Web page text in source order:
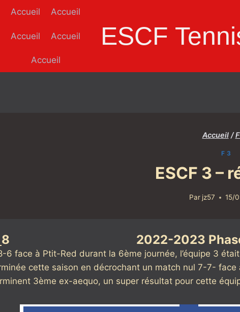
Accueil Accueil
Accueil Accueil
Accueil
ESCF
Accueil /
F 3
ESCF 3 –
Par jz57 15/
8 2022-2023
6 face à Ptit-Red durant la 6ème journée, l’équipe 3
cette saison en décrochant un match nul 7-7-
3ème ex-aequo, un super résultat pour cette